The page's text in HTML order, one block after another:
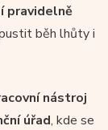
pravidelně
běh lhůty i
nástroj
úřad, kde se